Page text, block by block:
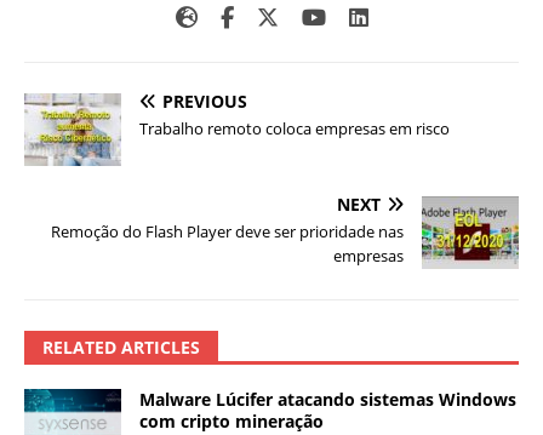
PREVIOUS
Trabalho remoto coloca empresas em risco
NEXT
Remoção do Flash Player deve ser prioridade nas
empresas
RELATED ARTICLES
Malware Lúcifer atacando sistemas Windows
com cripto mineração